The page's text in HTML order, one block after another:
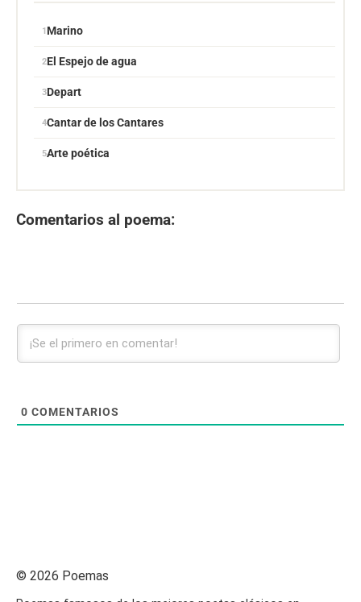
Marino
El Espejo de agua
Depart
Cantar de los Cantares
Arte poética
Comentarios al poema:
0 COMENTARIOS
© 2026 Poemas